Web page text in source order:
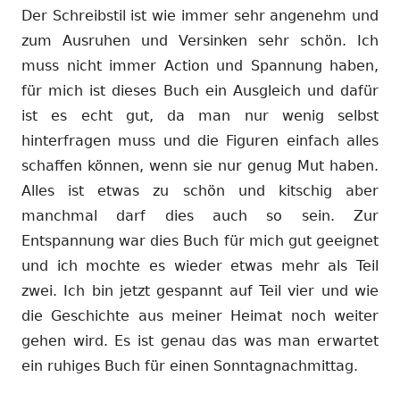
Der Schreibstil ist wie immer sehr angenehm und
zum Ausruhen und Versinken sehr schön. Ich
muss nicht immer Action und Spannung haben,
für mich ist dieses Buch ein Ausgleich und dafür
ist es echt gut, da man nur wenig selbst
hinterfragen muss und die Figuren einfach alles
schaffen können, wenn sie nur genug Mut haben.
Alles ist etwas zu schön und kitschig aber
manchmal darf dies auch so sein. Zur
Entspannung war dies Buch für mich gut geeignet
und ich mochte es wieder etwas mehr als Teil
zwei. Ich bin jetzt gespannt auf Teil vier und wie
die Geschichte aus meiner Heimat noch weiter
gehen wird. Es ist genau das was man erwartet
ein ruhiges Buch für einen Sonntagnachmittag.